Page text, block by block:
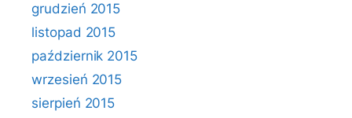
grudzień 2015
listopad 2015
październik 2015
wrzesień 2015
sierpień 2015